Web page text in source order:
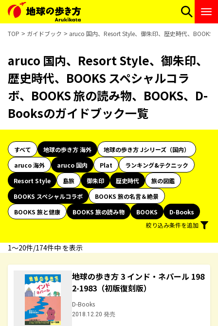
TOP ガイドブック aruco 国内、Resort Style、御朱印、歴史時代、BOOKS
aruco 国内、Resort Style、御朱印、
歴史時代、BOOKS スペシャルコラ
ボ、BOOKS 旅の読み物、BOOKS、D-
Booksのガイドブック一覧
すべて 地球の歩き方 海外
地球の歩き方 Jシリーズ（国内）
aruco 海外
aruco 国内 Plat
ランキング&テクニック
Resort Style
島旅 御朱印 歴史時代
旅の図鑑
BOOKS スペシャルコラボ
BOOKS 旅の名言＆絶景
BOOKS 旅と健康
BOOKS 旅の読み物 BOOKS
D-Books
絞り込み条件を追加
1〜20件/174件中 を表示
地球の歩き方 3 インド・ネパール 198
2-1983（初版復刻版）
D-Books
2018.12.20 発売